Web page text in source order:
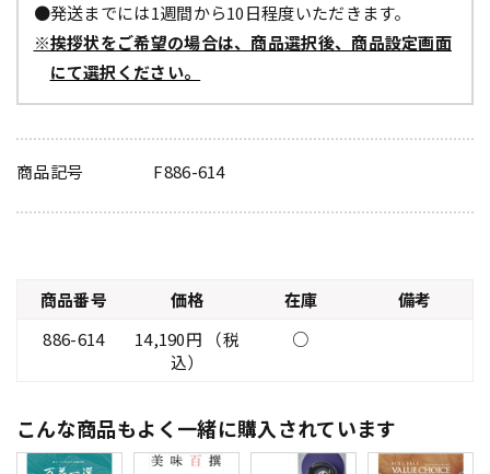
●発送までには1週間から10日程度いただきます。
※挨拶状をご希望の場合は、商品選択後、商品設定画面
にて選択ください。
商品記号 F886-614
商品番号 価格 在庫
備考
886-614
14,190円 （税
込）
○
こんな商品もよく一緒に購入されています